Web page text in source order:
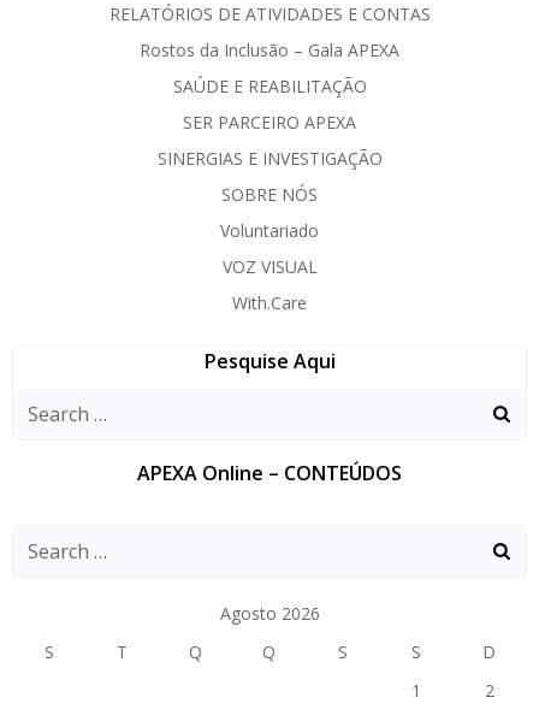
RELATÓRIOS DE ATIVIDADES E CONTAS
Rostos da Inclusão – Gala APEXA
SAÚDE E REABILITAÇÃO
SER PARCEIRO APEXA
SINERGIAS E INVESTIGAÇÃO
SOBRE NÓS
Voluntariado
VOZ VISUAL
With.Care
Pesquise Aqui
APEXA Online – CONTEÚDOS
Agosto 2026
S
T Q Q S S
D
1
2